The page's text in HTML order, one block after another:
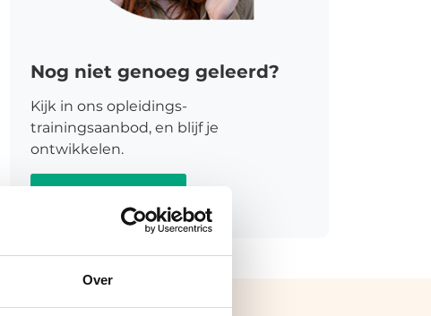
Over
Nog niet genoeg geleerd?
Kijk in ons opleidings-
trainingsaanbod, en blijf je
ontwikkelen.